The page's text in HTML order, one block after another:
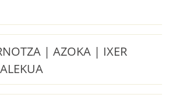
| AZOKA | IXER